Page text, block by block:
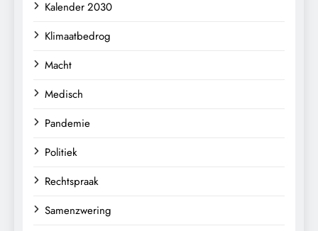
Kalender 2030
Klimaatbedrog
Macht
Medisch
Pandemie
Politiek
Rechtspraak
Samenzwering